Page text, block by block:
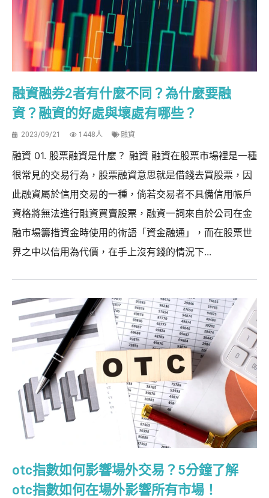
融資融券2者有什麼不同？為什麼要融
資？融資的好處與壞處有哪些？
2023/09/21 1448人 融資
融資 01. 股票融資是什麼？ 融資 融資在股票市場裡是一種
很常見的交易行為，股票融資意思就是借錢去買股票，因
此融資屬於信用交易的一種，倘若交易者不具備信用帳戶
資格將無法進行融資買賣股票，融資一詞來自於公司在金
融市場籌措資金時使用的術語「資金融通」，而在股票世
界之中以信用為代價，在手上沒有錢的情況下...
otc指數如何影響場外交易？5分鐘了解
otc指數如何在場外影響所有市場！